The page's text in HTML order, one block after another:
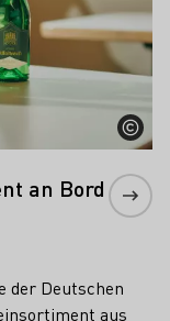
an Bord
der Deutschen
aus